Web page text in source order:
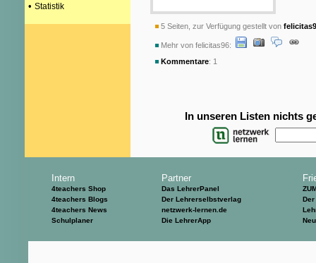
• Statistik
5 Seiten, zur Verfügung gestellt von
Mehr von felicitas96:
Kommentare: 1
In unseren Listen nichts
Intern
4teachers Shop
4teachers Blogs
4teachers News
Schulplaner
Partner
Das LehrerPanel
Der Lehrerselbstverlag
netzwerk-lernen.de
Die LehrerApp